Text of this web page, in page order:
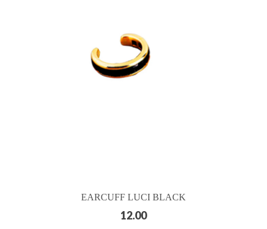
EARCUFF LUCI BLACK
12.00